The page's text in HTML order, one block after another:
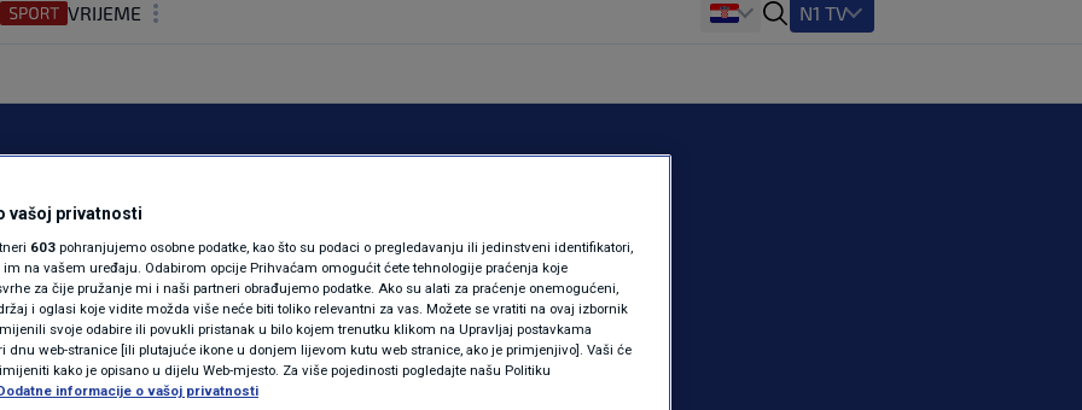
VRIJEME
REGIJA
MAGAZIN
KOLUMNE
N1(DIS)INFO
KLIMATSKE PROMJENE
N1 TV
stana u
gradova i
skočila?
EKONOMIJA | 0 komentara
vašoj privatnosti
603 pohranjujemo osobne podatke, kao što su podaci o pregledavanju ili jedinstveni identifikatori,
na vašem uređaju. Odabirom opcije Prihvaćam omogućit ćete tehnologije praćenja koje
za čije pružanje mi i naši partneri obrađujemo podatke. Ako su alati za praćenje onemogućeni,
i oglasi koje vidite možda više neće biti toliko relevantni za vas. Možete se vratiti na ovaj izbornik
svoje odabire ili povukli pristanak u bilo kojem trenutku klikom na Upravljaj postavkama
dnu web-stranice [ili plutajuće ikone u donjem lijevom kutu web stranice, ako je primjenjivo]. Vaši će
kako je opisano u dijelu Web-mjesto. Za više pojedinosti pogledajte našu Politiku
informacije o vašoj privatnosti